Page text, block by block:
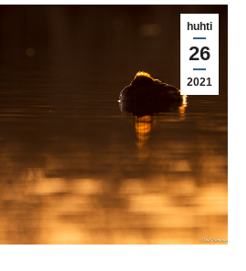
huhti
26
2021